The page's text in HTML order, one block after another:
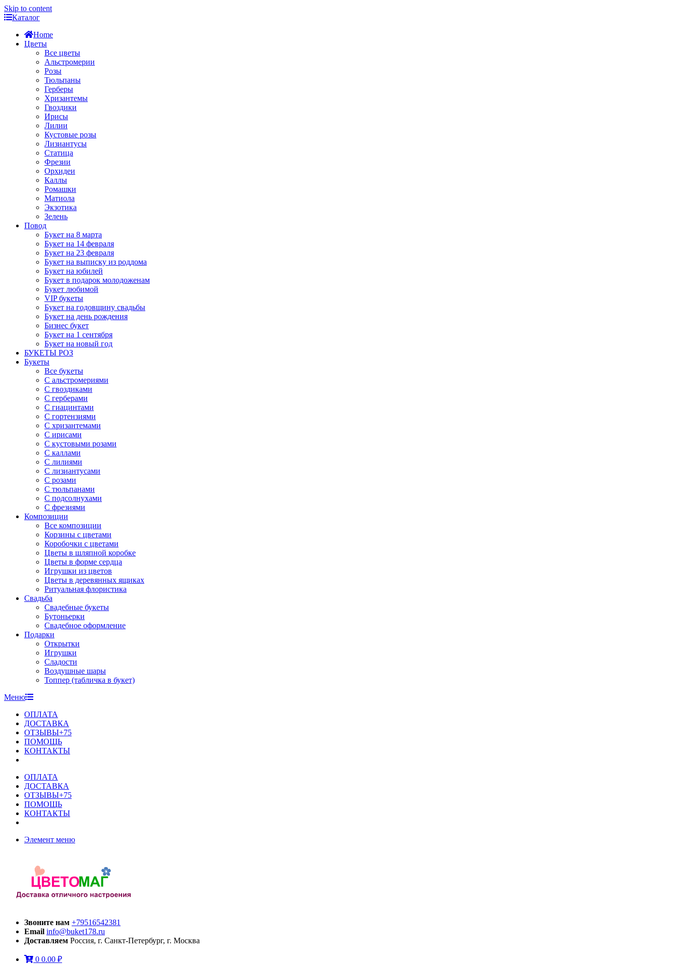
Skip to content
Каталог
Home
Цветы
Все цветы
Альстромерии
Розы
Тюльпаны
Герберы
Хризантемы
Гвоздики
Ирисы
Лилии
Кустовые розы
Лизиантусы
Статица
Фрезии
Орхидеи
Каллы
Ромашки
Матиола
Экзотика
Зелень
Повод
Букет на 8 марта
Букет на 14 февраля
Букет на 23 февраля
Букет на выписку из роддома
Букет на юбилей
Букет в подарок молодоженам
Букет любимой
VIP букеты
Букет на годовщину свадьбы
Букет на день рождения
Бизнес букет
Букет на 1 сентября
Букет на новый год
БУКЕТЫ РОЗ
Букеты
Все букеты
С альстромериями
С гвоздиками
С герберами
С гиацинтами
С гортензиями
С хризантемами
С ирисами
С кустовыми розами
С каллами
С лилиями
С лизиантусами
С розами
С тюльпанами
С подсолнухами
С фрезиями
Композиции
Все композиции
Корзины с цветами
Коробочки с цветами
Цветы в шляпной коробке
Цветы в форме сердца
Игрушки из цветов
Цветы в деревянных ящиках
Ритуальная флористика
Свадьба
Свадебные букеты
Бутоньерки
Свадебное оформление
Подарки
Открытки
Игрушки
Сладости
Воздушные шары
Топпер (табличка в букет)
Меню
ОПЛАТА
ДОСТАВКА
ОТЗЫВЫ+75
ПОМОЩЬ
КОНТАКТЫ
ОПЛАТА
ДОСТАВКА
ОТЗЫВЫ+75
ПОМОЩЬ
КОНТАКТЫ
Элемент меню
Звоните нам +79516542381
Email info@buket178.ru
Доставляем Россия, г. Санкт-Петербург, г. Москва
0 0.00 ₽